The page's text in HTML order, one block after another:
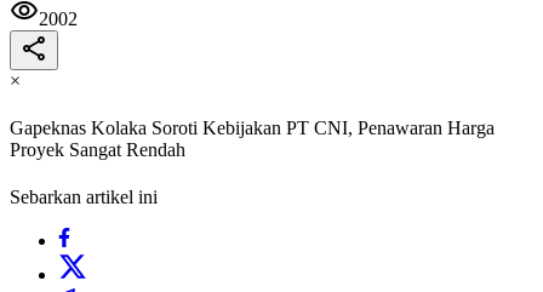
2002
×
Gapeknas Kolaka Soroti Kebijakan PT CNI, Penawaran Harga
Proyek Sangat Rendah
Sebarkan artikel ini